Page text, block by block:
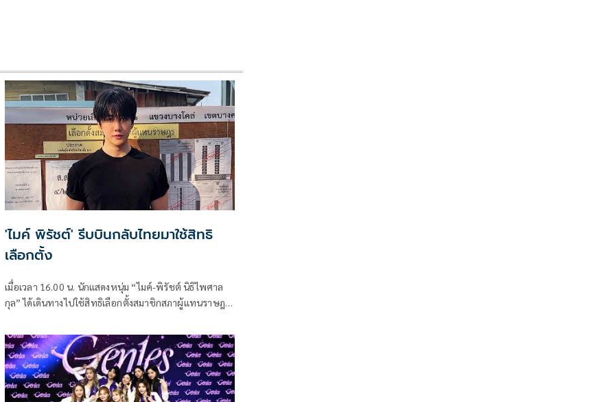
'ไมค์ พิรัชต์' รีบบินกลับไทยมาใช้สิทธิ
เลือกตั้ง
เมื่อเวลา 16.00 น. นักแสดงหนุ่ม “ไมค์-พิรัชต์ นิธิไพศาล
กุล” ได้เดินทางไปใช้สิทธิเลือกตั้งสมาชิกสภาผู้แทนราษฎร
โคล่นอก